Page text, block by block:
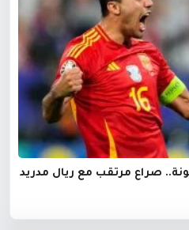
صراع مرتقب مع ريال مدريد